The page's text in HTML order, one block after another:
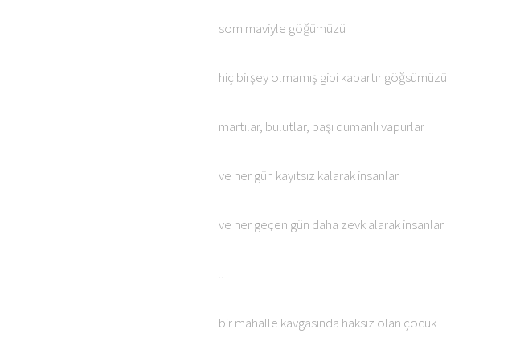
som maviyle göğümüzü
hiç birşey olmamış gibi kabartır göğsümüzü
martılar, bulutlar, başı dumanlı vapurlar
ve her gün kayıtsız kalarak insanlar
ve her geçen gün daha zevk alarak insanlar
..
bir mahalle kavgasında haksız olan çocuk